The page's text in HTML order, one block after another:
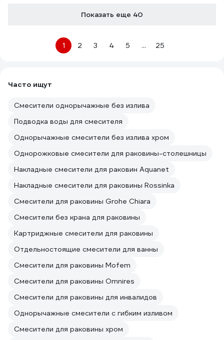
Показать еще 40
1 2 3 4 5 ... 25
Часто ищут
Смесители однорычажные без излива
Подводка воды для смесителя
Однорычажные смесители без излива хром
Однорожковые смесители для раковины-столешницы
Накладные смесители для раковин Aquanet
Накладные смесители для раковины Rossinka
Смесители для раковины Grohe Chiara
Смесители без крана для раковины
Картриджные смесители для раковины
Отдельностоящие смесители для ванны
Смесители для раковины Mofem
Смесители для раковины Omnires
Смесители для раковины для инвалидов
Однорычажные смесители с гибким изливом
Смесители для раковины хром